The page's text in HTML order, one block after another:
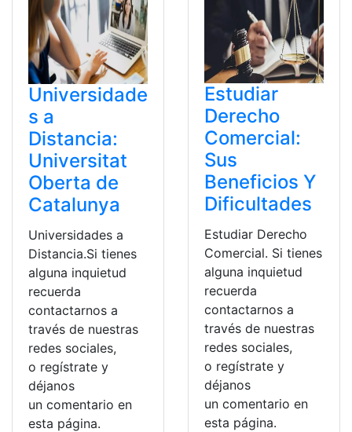
Universidade
s a
Distancia:
Universitat
Oberta de
Catalunya
Universidades a
Distancia.Si tienes
alguna inquietud
recuerda
contactarnos a
través de nuestras
redes sociales,
o regístrate y
déjanos
un comentario en
esta página.
Estudiar
Derecho
Comercial:
Sus
Beneficios Y
Dificultades
Estudiar Derecho
Comercial. Si tienes
alguna inquietud
recuerda
contactarnos a
través de nuestras
redes sociales,
o regístrate y
déjanos
un comentario en
esta página.